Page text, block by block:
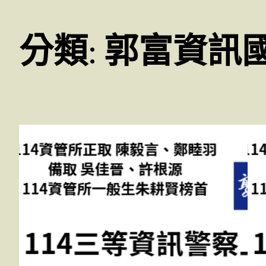
分類: 郭富資訊